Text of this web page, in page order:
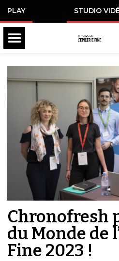
PLAY STUDIO
Chronofresh
du Monde de
Fine 2023 !